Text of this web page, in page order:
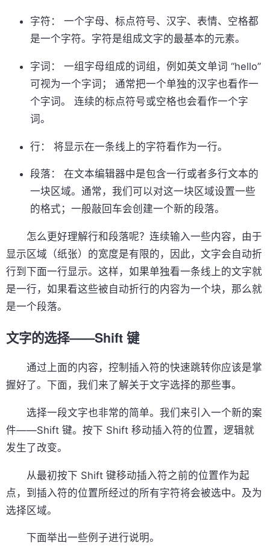
字符： 一个字母、标点符号、汉字、表情、空格都
是一个字符。字符是组成文字的最基本的元素。
字词： 一组字母组成的词组，例如英文单词 “hello”
可视为一个字词； 通常把一个单独的汉字也看作一
个字词。 连续的标点符号或空格也会看作一个字
词。
行： 将显示在一条线上的字符看作为一行。
段落： 在文本编辑器中是包含一行或者多行文本的
一块区域。通常，我们可以对这一块区域设置一些
的格式；一般敲回车会创建一个新的段落。
怎么更好理解行和段落呢？连续输入一些内容，由于
显示区域（纸张）的宽度是有限的，因此，文字会自动折
行到下面一行显示。这样，如果单独看一条线上的文字就
是一行，如果看这些被自动折行的内容为一个块，那么就
是一个段落。
文字的选择——Shift 键
通过上面的内容，控制插入符的快速跳转你应该是掌
握好了。下面，我们来了解关于文字选择的那些事。
选择一段文字也非常的简单。我们来引入一个新的案
件——Shift 键。按下 Shift 移动插入符的位置，逻辑就
发生了改变。
从最初按下 Shift 键移动插入符之前的位置作为起
点，到插入符的位置所经过的所有字符将会被选中。及为
选择区域。
下面举出一些例子进行说明。